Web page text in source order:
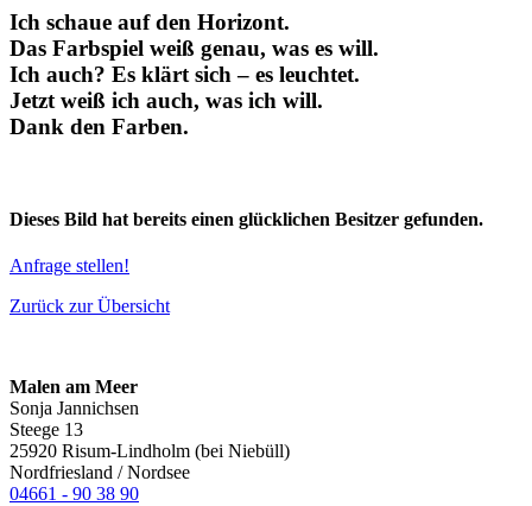
Ich schaue auf den Horizont.
Das Farbspiel weiß genau, was es will.
Ich auch? Es klärt sich – es leuchtet.
Jetzt weiß ich auch, was ich will.
Dank den Farben.
Dieses Bild hat bereits einen glücklichen Besitzer gefunden.
Anfrage stellen!
Zurück zur Übersicht
Malen am Meer
Sonja Jannichsen
Steege 13
25920 Risum-Lindholm (bei Niebüll)
Nordfriesland / Nordsee
04661 - 90 38 90